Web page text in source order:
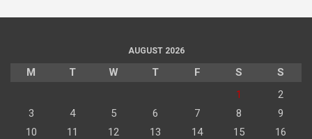
AUGUST 2026
M T W T F S
S
1
2
3
4 5 6 7 8
9
10
11 12 13 14 15
16